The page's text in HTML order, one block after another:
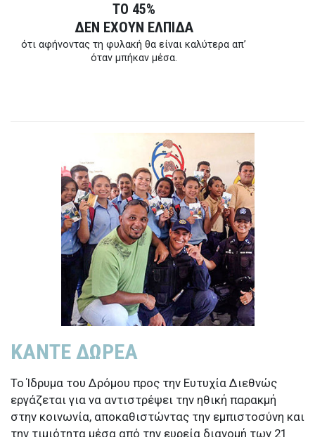
ΤΟ 45%
ΔΕΝ ΕΧΟΥΝ ΕΛΠΙΔΑ
ότι αφήνοντας τη φυλακή θα είναι καλύτερα απ’
όταν μπήκαν μέσα.
ΚΑΝΤΕ ΔΩΡΕΑ
Το Ίδρυμα του Δρόμου προς την Ευτυχία Διεθνώς
εργάζεται για να αντιστρέψει την ηθική παρακμή
στην κοινωνία, αποκαθιστώντας την εμπιστοσύνη και
την τιμιότητα μέσα από την ευρεία διανομή των 21